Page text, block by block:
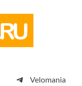
просто
Velomania